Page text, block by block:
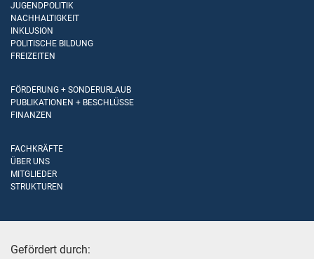
JUGENDPOLITIK
NACHHALTIGKEIT
INKLUSION
POLITISCHE BILDUNG
FREIZEITEN
FÖRDERUNG + SONDERURLAUB
PUBLIKATIONEN + BESCHLÜSSE
FINANZEN
FACHKRÄFTE
ÜBER UNS
MITGLIEDER
STRUKTUREN
Gefördert durch: